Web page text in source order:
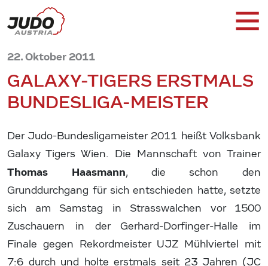
22. Oktober 2011
GALAXY-TIGERS ERSTMALS
BUNDESLIGA-MEISTER
Der Judo-Bundesligameister 2011 heißt Volksbank
Galaxy Tigers Wien. Die Mannschaft von Trainer
Thomas Haasmann, die schon den
Grunddurchgang für sich entschieden hatte, setzte
sich am Samstag in Strasswalchen vor 1500
Zuschauern in der Gerhard-Dorfinger-Halle im
Finale gegen Rekordmeister UJZ Mühlviertel mit
7:6 durch und holte erstmals seit 23 Jahren (JC